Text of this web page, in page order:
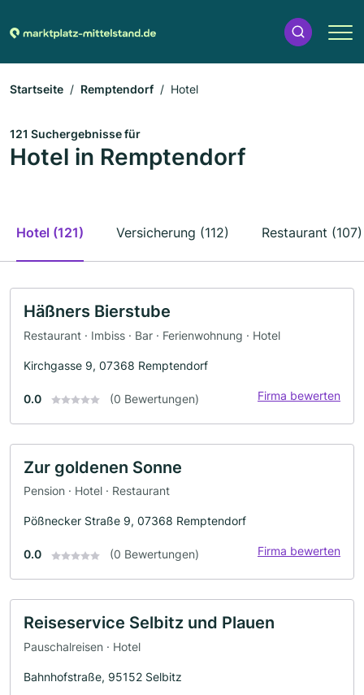
Startseite Remptendorf Hotel
121 Suchergebnisse für
Hotel in Remptendorf
Hotel (121) Versicherung (112) Restaurant (107)
Häßners Bierstube
Restaurant · Imbiss · Bar · Ferienwohnung · Hotel
Kirchgasse 9, 07368 Remptendorf
0.0 (0 Bewertungen) Firma bewerten
Zur goldenen Sonne
Pension · Hotel · Restaurant
Pößnecker Straße 9, 07368 Remptendorf
0.0 (0 Bewertungen) Firma bewerten
Reiseservice Selbitz und Plauen
Pauschalreisen · Hotel
Bahnhofstraße, 95152 Selbitz